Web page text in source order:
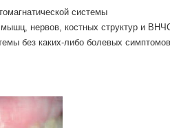
системы
нервов, костных структур и
без каких-либо болевых